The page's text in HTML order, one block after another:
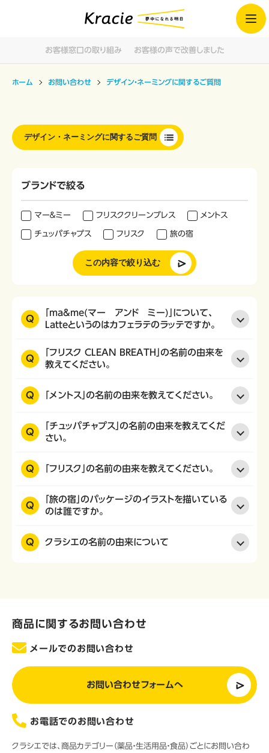
お客様窓口の取り組み お客様の声で改善しました
ホーム お問い合わせ デザイン・ネーミングに関するご質問
デザイン・ネーミングに関するご質問
ブランドで絞る
マー＆ミー フリスククリーンブレス メントス
チュッパチャプス フリスク 旅の宿
この内容で絞り込む
Q
「ma&me(マー アンド ミー)」について、
Latteというのはカフェラテのラッテですか。
Q
「フリスク CLEAN BREATH」の名前の由来を
教えてください。
Q 「メントス」の名前の由来を教えてください。
Q
「チュッパチャプス」の名前の由来を教えてくだ
さい。
Q 「フリスク」の名前の由来を教えてください。
Q
「旅の宿」のパッケージのイラストを描いている
のは誰ですか。
Q クラシエの名前の由来について
商品に関するお問い合わせ
メールでのお問い合わせ
お問い合わせフォームへ
お電話でのお問い合わせ
クラシエでは、商品カテゴリー（薬品・生活用品・食品）ごとにお問い合わ